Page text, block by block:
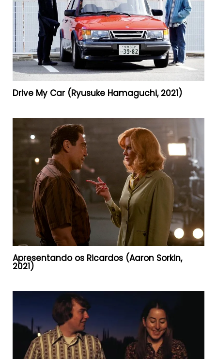
Drive My Car (Ryusuke Hamaguchi, 2021)
Apresentando os Ricardos (Aaron Sorkin,
2021)